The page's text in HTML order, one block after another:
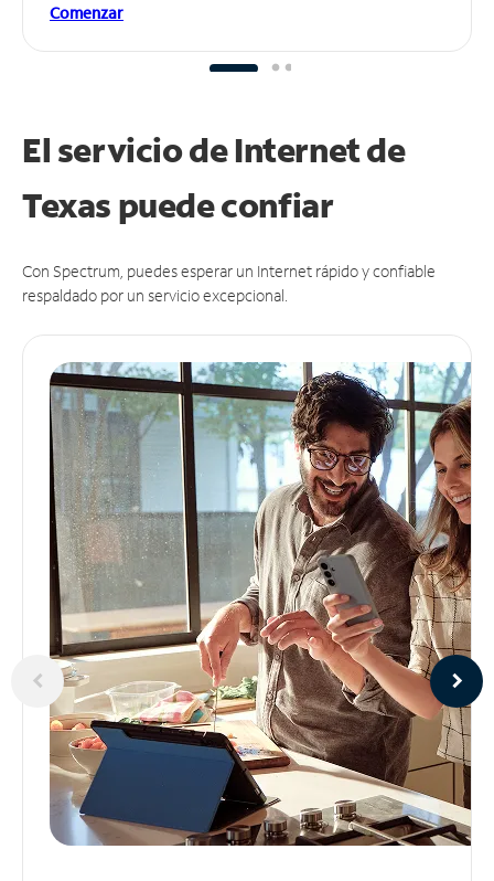
Comenzar
El servicio de Internet de
Texas puedeconfiar
Con Spectrum, puedes esperar un Internet rápido y confiable
respaldado por un servicio excepcional.